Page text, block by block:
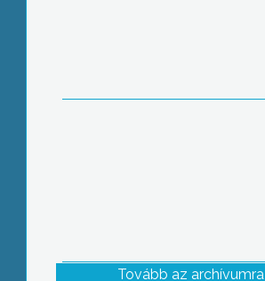
Tovább az archívumra